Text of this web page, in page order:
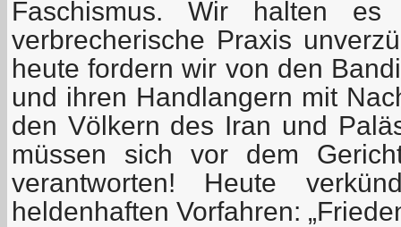
Faschismus. Wir halten
verbrecherische Praxis
heute fordern wir von den
und ihren Handlangern mit
den Völkern des Iran und
müssen sich vor dem
verantworten! Heute
heldenhaften Vorfahren: